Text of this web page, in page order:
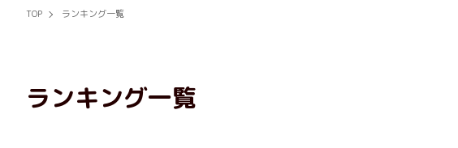
TOP ランキング一覧
ランキング一覧